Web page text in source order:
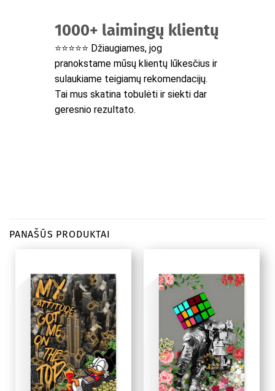
1000+ laimingų klientų
⭐⭐⭐⭐⭐ Džiaugiames, jog
pranokstame mūsų klientų lūkesčius ir
sulaukiame teigiamų rekomendacijų.
Tai mus skatina tobulėti ir siekti dar
geresnio rezultato.
PANAŠŪS PRODUKTAI